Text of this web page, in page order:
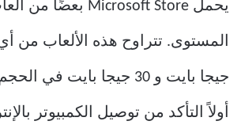
جيجا بايت و 30 جيجا بايت
أولاً التأكد من توصيل الكمبيوتر